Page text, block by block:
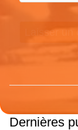
Dernières